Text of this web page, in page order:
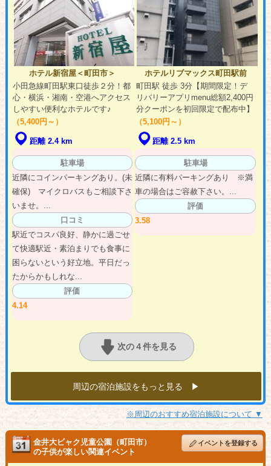
ホテル新宿屋＜町田市＞
小田急線町田駅東口徒歩２分！都
心・横浜・湘南・空港へアクセス
しやすい便利なホテルです♪
（5,400円～）
距離 2.4 km
駐車場
近隣にコインパーキングあり。(未
確保) マイクロバスもご相談下さ
いませ。...
口コミ
駅近でコスパ良好、静かに過ごせ
て快適駅近・素泊まりでも食事に
困らないという好立地。平日だっ
たからかもしれな...
評価
4.14
ホテルリブマックス町田駅前
町田駅 徒歩 3分【期間限定！デ
リバリーアプリmenu総額2,400円
分クーポンを初回限定で配布中】
（5,100円～）
距離 2.5 km
駐車場
近隣に有料パーキングあり ※満
車の場合はご容赦下さい。...
評価
3.58
次の４件を見る
周辺の宿泊施設をもっと見る ▶︎
※周辺のおすすめ宿泊施設について ▼
金井大ビャク児童公園（町田市）
の子供が楽しい関連イベント
イベントを登録する